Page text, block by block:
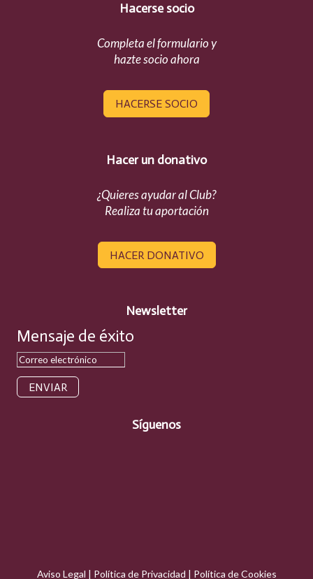
Hacerse socio
Completa el formulario y
hazte socio ahora
HACERSE SOCIO
Hacer un donativo
¿Quieres ayudar al Club?
Realiza tu aportación
HACER DONATIVO
Newsletter
Mensaje de éxito
ENVIAR
Síguenos
Aviso Legal | Política de Privacidad | Política de Cookies